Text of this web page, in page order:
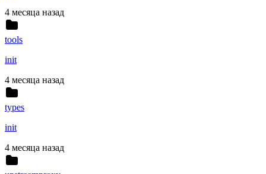
4 месяца назад
tools
init
4 месяца назад
types
init
4 месяца назад